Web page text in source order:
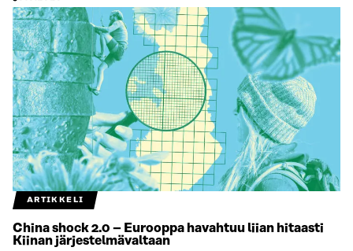
ARTIKKELI
China shock 2.0 – Eurooppa havahtuu liian hitaasti
Kiinan järjestelmävaltaan